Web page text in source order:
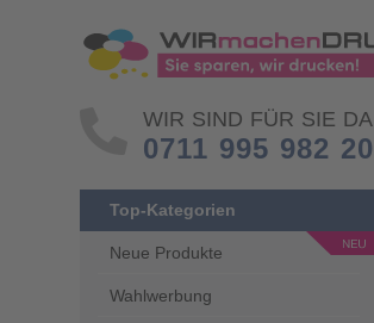
WIR SIND FÜR SIE DA
0711 995 982 20
Top-Kategorien
Neue Produkte
Wahlwerbung